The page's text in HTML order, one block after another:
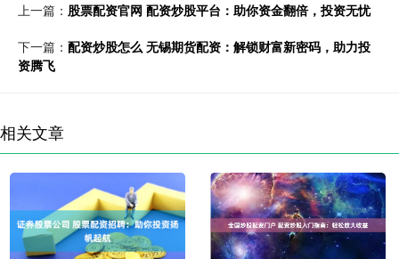
上一篇： 股票配资官网 配资炒股平台：助你资金翻倍，投资无忧
下一篇： 配资炒股怎么 无锡期货配资：解锁财富新密码，助力投
资腾飞
相关文章